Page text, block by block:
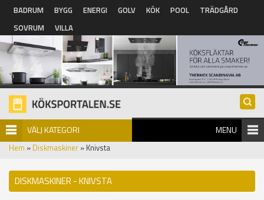
Hoppa till huvudinnehåll
BADRUM BYGG ENERGI GOLV KÖK POOL
TRÄDGÅRD
SOVRUM
VILLA
VÄLJ KATEGORI MENU
Hem » Diskmaskiner » Knivsta
DISKMASKINER - KNIVSTA